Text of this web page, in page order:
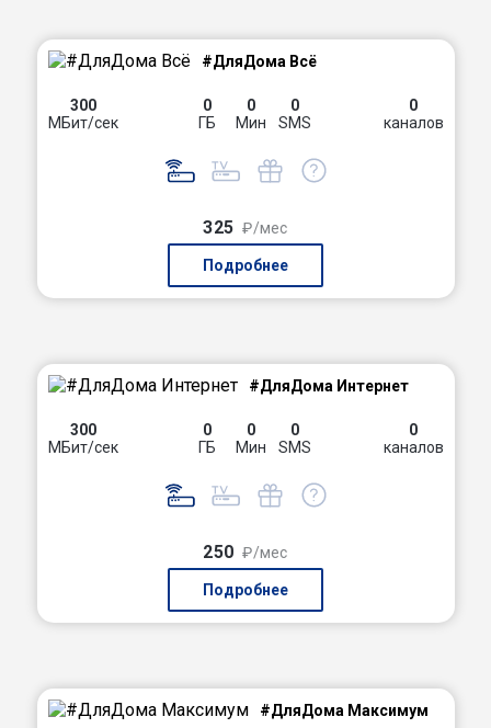
#ДляДома Всё
300
МБит/сек
0
ГБ
0
Мин
0
SMS
0
каналов
325 ₽/мес
Подробнее
#ДляДома Интернет
300
МБит/сек
0
ГБ
0
Мин
0
SMS
0
каналов
250 ₽/мес
Подробнее
#ДляДома Максимум